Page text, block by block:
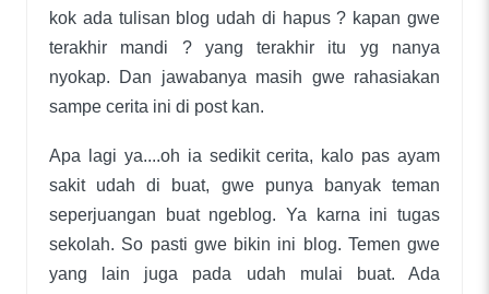
kok ada tulisan blog udah di hapus ? kapan gwe
terakhir mandi ? yang terakhir itu yg nanya
nyokap. Dan jawabanya masih gwe rahasiakan
sampe cerita ini di post kan.
Apa lagi ya....oh ia sedikit cerita, kalo pas ayam
sakit udah di buat, gwe punya banyak teman
seperjuangan buat ngeblog. Ya karna ini tugas
sekolah. So pasti gwe bikin ini blog. Temen gwe
yang lain juga pada udah mulai buat. Ada